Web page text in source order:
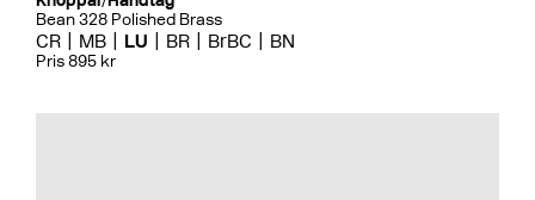
Bean 328 Polished Brass
CR MB LU BR BrBC BN
Pris 895 kr